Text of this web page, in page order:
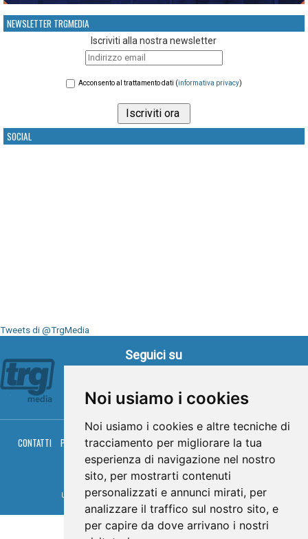
Noi usiamo i cookies
Noi usiamo i cookies e altre tecniche di
tracciamento per migliorare la tua
esperienza di navigazione nel nostro
sito, per mostrarti contenuti
personalizzati e annunci mirati, per
analizzare il traffico sul nostro sito, e
per capire da dove arrivano i nostri
NEWSLETTER TRGMEDIA
Iscriviti alla nostra newsletter
Acconsento al trattamento dati (informativa privacy)
SOCIAL
Tweets di @TrgMedia
Seguici su
CONTATTI PRIVACY COOKIES PALINSESTO DIRETTA TV
DIRETTA RADIO
RGM HITRADIO
© TRG Media 2005-2026
Umbria Televisioni s.r.l. - P.I.00496230541 -www.trgmedia.it- Powered by